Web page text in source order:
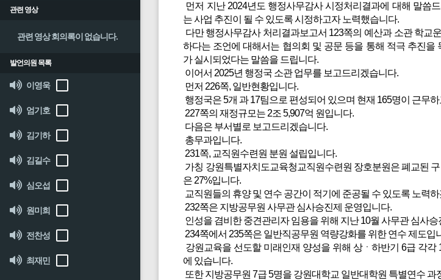
관련 영상
관련 영상 회의록이 없습니다.
발언의원 목록
이영욱
엄기호
김기하
김길수
심오섭
원미희
전찬성
최재민
먼저 지난 2024년도 행정사무감사 시정처리결과에 대해 말씀
는 사업 추진이 될 수 있도록 시정하고자 노력했습니다.
다만 행정사무감사 처리결과보고서 123쪽의 예산과 소관 학교
하다는 조언에 대해서는 협의회 및 공문 등을 통해 적극 추진
가 실시되었다는 말씀을 드립니다.
이어서 2025년 행정국 소관 업무를 보고드리겠습니다.
먼저 226쪽, 일반현황입니다.
행정국은 5개 과 17팀으로 편성되어 있으며 현재 165명이 근무
227쪽의 재정규모는 2조 5,907억 원입니다.
다음은 부서별로 보고드리겠습니다.
총무과입니다.
231쪽, 교직원수련원 분원 설립입니다.
가칭 강원특별자치도교육청교직원수련원 장호분원은 폐교된
은 27%입니다.
교직원들의 휴양 및 연수 공간이 적기에 준공될 수 있도록 노력
232쪽은 지방공무원 사무관 심사승진제 운영입니다.
인성을 겸비한 중견관리자 임용을 위해 지난 10월 사무관 심사
234쪽에서 235쪽은 일반직공무원 역량강화를 위한 연수 제도입
강원교육을 선도할 미래인재 양성을 위해 상ㆍ하반기 6급 각
에 있습니다.
또한 지방공무원 7급 5명을 강원대학교 일반대학원 특별연수